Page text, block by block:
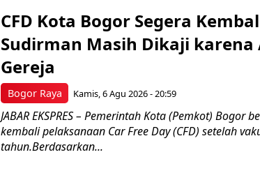
Bogor Raya
CFD Kota Bogor Segera
Sudirman Masih Dikaji karena
Gereja
Kamis, 6 Agu 2026 - 20:59
JABAR EKSPRES – Pemerintah Kota (Pemkot) Bogor
kembali pelaksanaan Car Free Day (CFD) setelah
tahun.Berdasarkan...